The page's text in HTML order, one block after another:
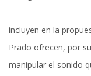
incluyen en la
Prado ofrecen, por
manipular el sonido